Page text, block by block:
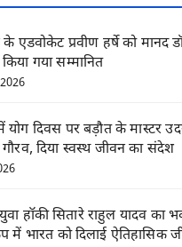
एडवोकेट प्रवीण हर्षे को मानद
गया सम्मानित
योग दिवस पर बड़ौत के मास्टर
दिया स्वस्थ जीवन का संदेश
हॉकी सितारे राहुल यादव का
में भारत को दिलाई ऐतिहासिक